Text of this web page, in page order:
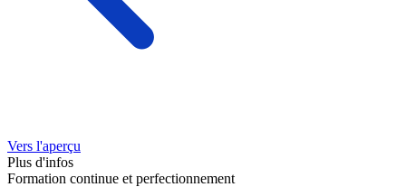
Vers l'aperçu
Plus d'infos
Formation continue et perfectionnement